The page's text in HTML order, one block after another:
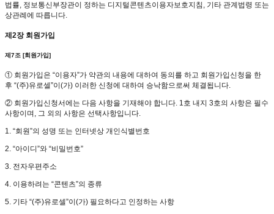
법률, 정보통신부장관이 정하는 디지털콘텐츠이용자보호지침, 기타 관계법령 또는
상관례에 따릅니다.
제2장 회원가입
제7조 [회원가입]
① 회원가입은 “이용자”가 약관의 내용에 대하여 동의를 하고 회원가입신청을 한
후 “(주)유로셀”이(가) 이러한 신청에 대하여 승낙함으로써 체결됩니다.
② 회원가입신청서에는 다음 사항을 기재해야 합니다. 1호 내지 3호의 사항은 필수
사항이며, 그 외의 사항은 선택사항입니다.
1. “회원”의 성명 또는 인터넷상 개인식별번호
2. “아이디”와 “비밀번호”
3. 전자우편주소
4. 이용하려는 “콘텐츠”의 종류
5. 기타 “(주)유로셀”이(가) 필요하다고 인정하는 사항